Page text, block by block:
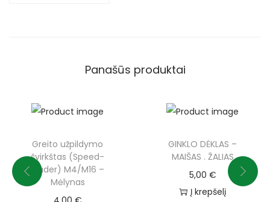
Panašūs produktai
Greito užpildymo
švirkštas (Speed-
loader) M4/M16 –
Mėlynas
GINKLO DĖKLAS –
MAIŠAS . ŽALIAS
5,00 €
Į krepšelį